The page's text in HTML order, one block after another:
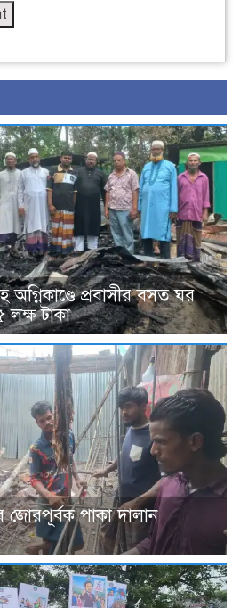
প্রবাসীর বসত ঘর
লক্ষ টাকা
জোরপূর্বক পাকা দালান